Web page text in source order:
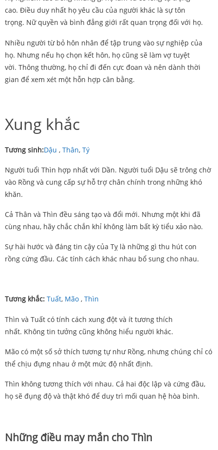
cao. Điều duy nhất họ yêu cầu của người khác là sự tôn
trọng. Nữ quyền và bình đẳng giới rất quan trọng đối với họ.
Nhiều người từ bỏ hôn nhân để tập trung vào sự nghiệp của
họ. Nhưng nếu họ chọn kết hôn, họ cũng sẽ làm vợ tuyệt
vời. Thông thường, họ chỉ đi đến cực đoan và nên dành thời
gian để xem xét một hỗn hợp cân bằng.
Xung khắc
Tương sinh:Dậu , Thân, Tý
Người tuổi Thìn hợp nhất với Dần. Người tuổi Dậu sẽ trông chờ
vào Rồng và cung cấp sự hỗ trợ chân chính trong những khó
khăn.
Cả Thân và Thìn đều sáng tạo và đổi mới. Nhưng một khi đã
cùng nhau, hãy chắc chắn khỉ không làm bất kỳ tiểu xảo nào.
Sự hài hước và đáng tin cậy của Tỵ là những gì thu hút con
rồng cứng đầu. Các tính cách khác nhau bổ sung cho nhau.
Tương khắc: Tuất, Mão , Thìn
Thìn và Tuất có tính cách xung đột và ít tương thích
nhất. Không tin tưởng cũng không hiểu người khác.
Mão có một số sở thích tương tự như Rồng, nhưng chúng chỉ có
thể chịu đựng nhau ở một mức độ nhất định.
Thìn không tương thích với nhau. Cả hai độc lập và cứng đầu,
họ sẽ đụng độ và thật khó để duy trì mối quan hệ hòa bình.
Những điều may mắn cho Thìn